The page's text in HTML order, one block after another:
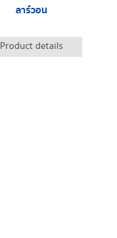
ลาร์วอน
Product details